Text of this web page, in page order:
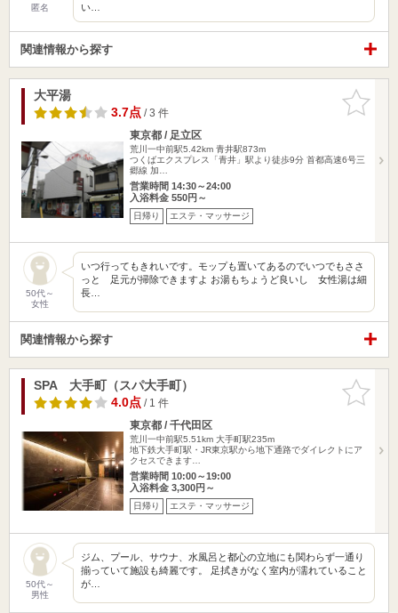
匿名
い…
関連情報から探す
お気に入
りに追加
大平湯
3.7点/ 3 件
東京都 / 足立区
荒川一中前駅5.42km 青井駅873m
つくばエクスプレス「青井」駅より徒歩9分 首都高速6号三
郷線 加…
営業時間 14:30～24:00
入浴料金 550円～
日帰り エステ・マッサージ
50代～
女性
いつ行ってもきれいです。モップも置いてあるのでいつでもささ
っと 足元が掃除できますよ お湯もちょうど良いし 女性湯は細
長…
関連情報から探す
お気に入
りに追加
SPA 大手町（スパ大手町）
4.0点/ 1 件
東京都 / 千代田区
荒川一中前駅5.51km 大手町駅235m
地下鉄大手町駅・JR東京駅から地下通路でダイレクトにア
クセスできます…
営業時間 10:00～19:00
入浴料金 3,300円～
日帰り エステ・マッサージ
50代～
男性
ジム、プール、サウナ、水風呂と都心の立地にも関わらず一通り
揃っていて施設も綺麗です。 足拭きがなく室内が濡れていること
が…